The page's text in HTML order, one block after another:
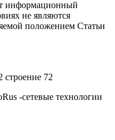
информационный
не являются
положением Статьи
строение 72
-сетевые технологии